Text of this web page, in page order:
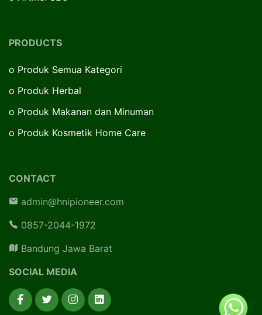
PRODUCTS
o Produk Semua Kategori
o Produk Herbal
o Produk Makanan dan Minuman
o Produk Kosmetik Home Care
CONTACT
admin@hnipioneer.com
0857-2044-1972
Bandung Jawa Barat
SOCIAL MEDIA